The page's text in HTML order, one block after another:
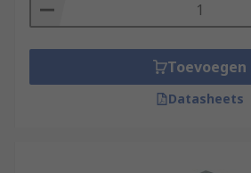
Toevoegen
Datasheets